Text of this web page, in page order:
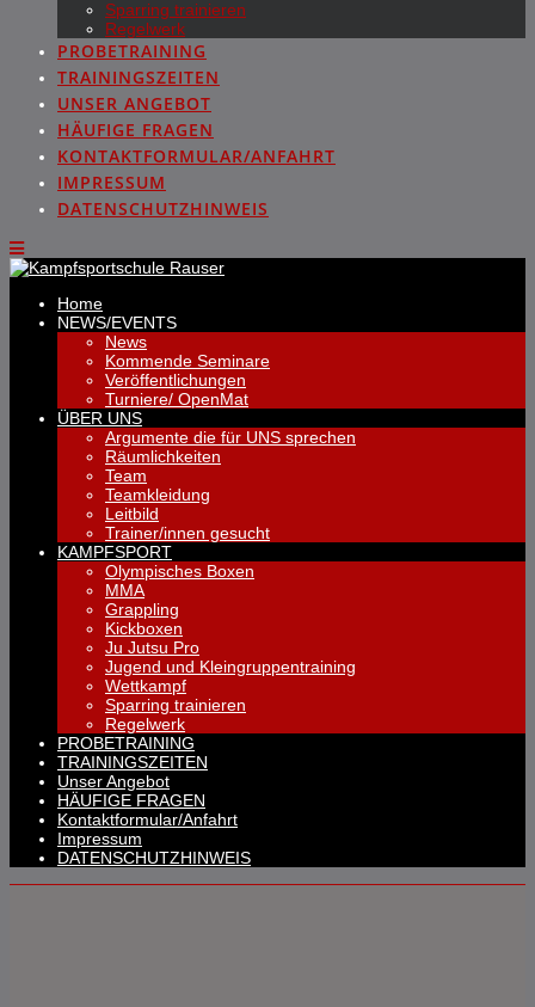
Sparring trainieren
Regelwerk
PROBETRAINING
TRAININGSZEITEN
UNSER ANGEBOT
HÄUFIGE FRAGEN
KONTAKTFORMULAR/ANFAHRT
IMPRESSUM
DATENSCHUTZHINWEIS
Home
NEWS/EVENTS
News
Kommende Seminare
Veröffentlichungen
Turniere/ OpenMat
ÜBER UNS
Argumente die für UNS sprechen
Räumlichkeiten
Team
Teamkleidung
Leitbild
Trainer/innen gesucht
KAMPFSPORT
Olympisches Boxen
MMA
Grappling
Kickboxen
Ju Jutsu Pro
Jugend und Kleingruppentraining
Wettkampf
Sparring trainieren
Regelwerk
PROBETRAINING
TRAININGSZEITEN
Unser Angebot
HÄUFIGE FRAGEN
Kontaktformular/Anfahrt
Impressum
DATENSCHUTZHINWEIS